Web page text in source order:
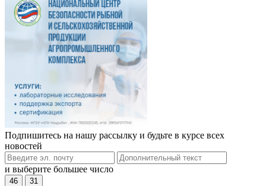
Подпишитесь на нашу рассылку и будьте в курсе всех
новостей
и выберите большее число
46 31